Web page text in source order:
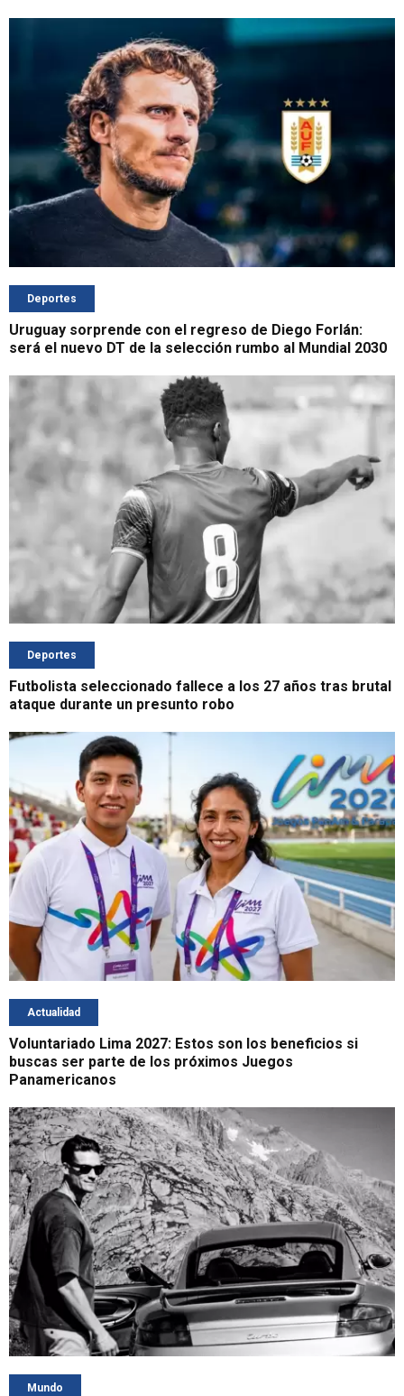
Deportes
Uruguay sorprende con el regreso de Diego Forlán:
será el nuevo DT de la selección rumbo al Mundial 2030
Deportes
Futbolista seleccionado fallece a los 27 años tras brutal
ataque durante un presunto robo
Actualidad
Voluntariado Lima 2027: Estos son los beneficios si
buscas ser parte de los próximos Juegos
Panamericanos
Mundo